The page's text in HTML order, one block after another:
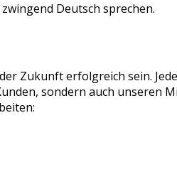
Deutsch sprechen.
Zukunft erfolgreich sein.
sondern auch unseren